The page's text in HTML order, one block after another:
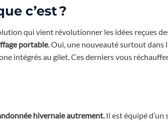
c’est ?
qui vient révolutionner les idées reçues
portable. Oui, une nouveauté surtout dans
intégrés au gilet. Ces derniers vous
hivernale autrement. Il est équipé d’un